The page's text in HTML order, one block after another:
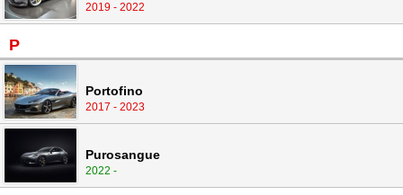
2019 - 2022
P
Portofino
2017 - 2023
Purosangue
2022 -